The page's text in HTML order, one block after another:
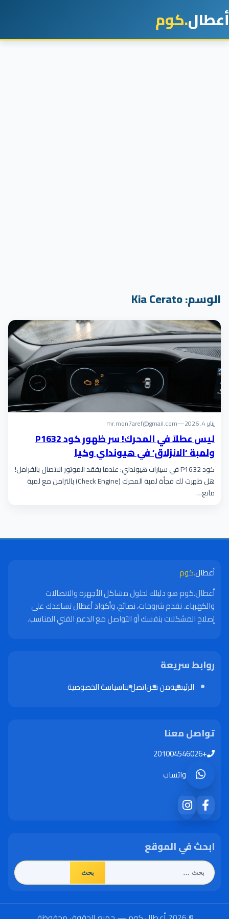
أعطال.كوم
الوسم:Kia Cerato
يناير 4, 2026 —
mr.mon7aref@gmail.com
ليس عطلاً في المحرك! سر ظهور كود P1632
ولمبة ‘الانزلاق’ في هيونداي وكيا
كود P1632 في سيارات هيونداي: عندما يفقد الموتور الاتصال بالفرامل!
هل ظهرت لك فجأة لمبة المحرك (Check Engine) بالتزامن مع لمبة
مانع…
أعطال.كوم
أعطال.كوم هو دليلك لحلول مشاكل الأجهزة والاتصالات
والكهرباء. نقدم شروحات، نصائح، وأكواد أعطال تساعدك على
إصلاح المشكلات بنفسك أو التواصل مع الدعم الفني المناسب.
روابط سريعة
الرئيسيةمن نحناتصل بناسياسة الخصوصية
تواصل معنا
+201004546026
واتساب
ابحث في الموقع
البحث
عن: